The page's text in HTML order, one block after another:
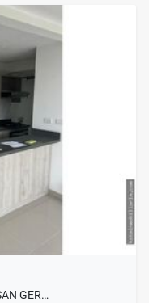
GER…